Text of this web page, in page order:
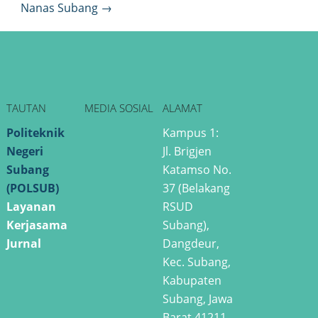
panel
panel
panel
panel
Nanas Subang →
TAUTAN
Politeknik
Negeri
Subang
(POLSUB)
Layanan
Kerjasama
Jurnal
MEDIA SOSIAL ALAMAT
Kampus 1:
Jl. Brigjen
Katamso No.
37 (Belakang
RSUD
Subang),
Dangdeur,
Kec. Subang,
Kabupaten
Subang, Jawa